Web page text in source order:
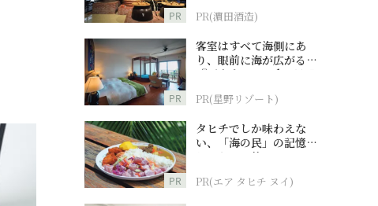
PR PR(濵田酒造)
PR
客室はすべて海側にあ
り、眼前に海が広がる
『西表島ホテル by 星野
PR(星野リゾート)
PR
タヒチでしか味わえな
い、「海の民」の記憶へ
とつながる旅
PR(エア タヒチ ヌイ)